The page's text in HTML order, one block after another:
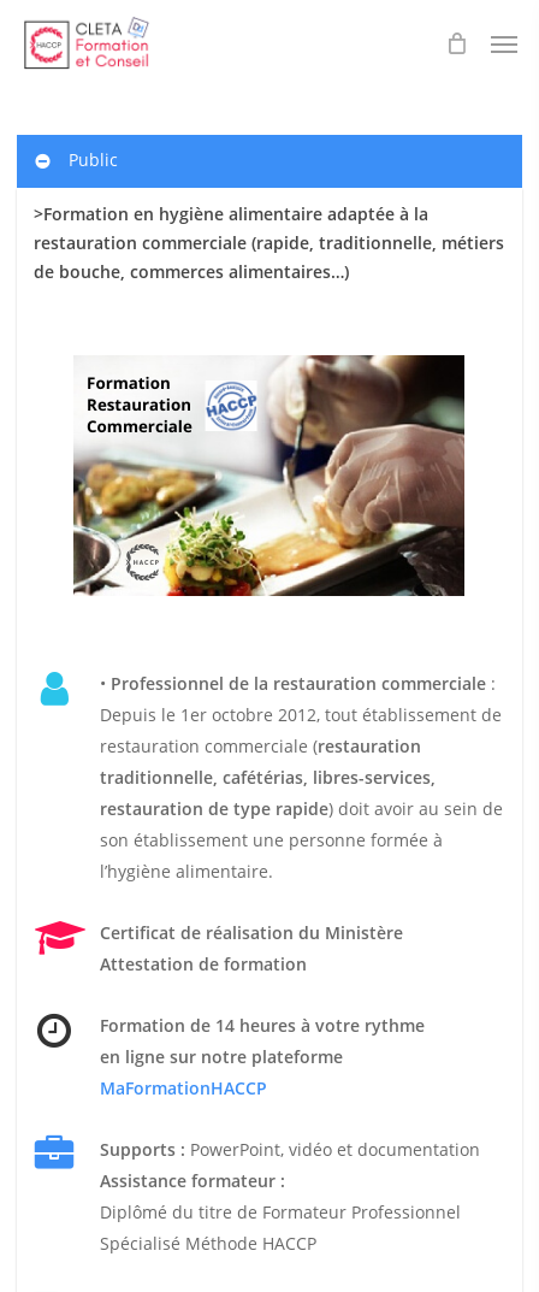
main
Public
>Formation en hygiène alimentaire adaptée à la
restauration commerciale (rapide, traditionnelle, métiers
de bouche, commerces alimentaires…)
• Professionnel de la restauration commerciale:
Depuis le 1er octobre 2012, tout établissement de
restauration commerciale (restauration
traditionnelle, cafétérias, libres-services,
restauration de type rapide) doit avoir au sein de
son établissement une personne formée à
l’hygiène alimentaire.
Certificat de réalisation du Ministère
Attestation de formation
Formation de 14 heures à votre rythme
en ligne sur notre plateforme
MaFormationHACCP
Supports : PowerPoint, vidéo et documentation
Assistance formateur :
Diplômé du titre de Formateur Professionnel
Spécialisé Méthode HACCP